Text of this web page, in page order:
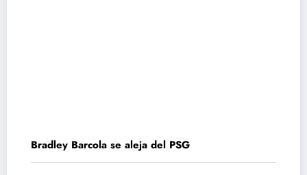
Bradley Barcola se aleja del PSG